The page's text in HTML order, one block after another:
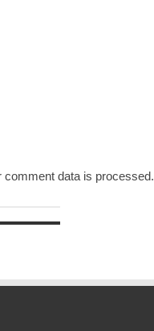
comment data is processed.